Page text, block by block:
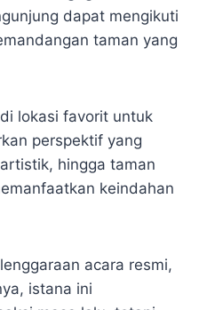
dapat mengikuti
taman yang
lokasi favorit untuk
perspektif yang
hingga taman
keindahan
acara resmi,
istana ini